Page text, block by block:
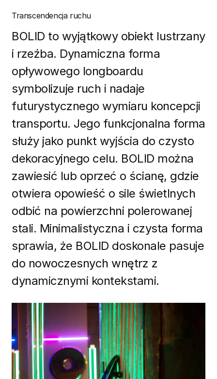
Transcendencja ruchu
BOLID to wyjątkowy obiekt lustrzany
i rzeźba. Dynamiczna forma
opływowego longboardu
symbolizuje ruch i nadaje
futurystycznego wymiaru koncepcji
transportu. Jego funkcjonalna forma
służy jako punkt wyjścia do czysto
dekoracyjnego celu. BOLID można
zawiesić lub oprzeć o ścianę, gdzie
otwiera opowieść o sile świetlnych
odbić na powierzchni polerowanej
stali. Minimalistyczna i czysta forma
sprawia, że BOLID ​​doskonale pasuje
do nowoczesnych wnętrz z
dynamicznymi kontekstami.